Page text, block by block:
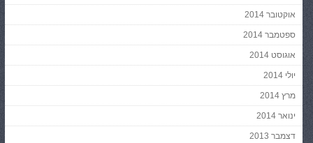
אוקטובר 2014
ספטמבר 2014
אוגוסט 2014
יולי 2014
מרץ 2014
ינואר 2014
דצמבר 2013